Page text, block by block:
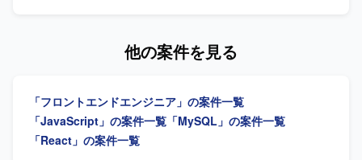
仕様を把握し、要件の不明点を解消したうえで実装設計へ
【求める人物像】 仕様の不足などを自ら補い、プロジェク
トを主体的に推進することにやりがいを感じる方を求めて
います。 トレンドだけにとらわれず、メリット・デメリッ
トを比較して根拠を持った技術選定・設計ができる方を歓
他の案件を見る
「フロントエンドエンジニア」の案件一覧
「JavaScript」の案件一覧 「MySQL」の案件一覧
「React」の案件一覧